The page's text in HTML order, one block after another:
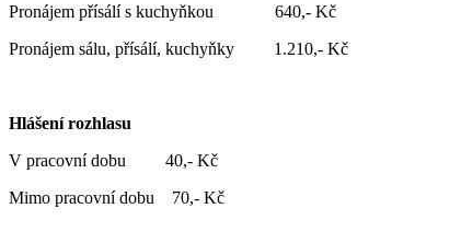
Pronájem přísálí s kuchyňkou 640,- Kč
Pronájem sálu, přísálí, kuchyňky 1.210,- Kč
Hlášení rozhlasu
V pracovní dobu 40,- Kč
Mimo pracovní dobu 70,- Kč